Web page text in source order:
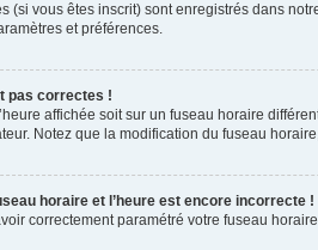
(si vous êtes inscrit) sont enregistrés dans
et préférences.
pas correctes !
affichée soit sur un fuseau horaire
Notez que la modification du fuseau
horaire et l’heure est encore incorrecte !
correctement paramétré votre fuseau